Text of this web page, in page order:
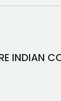
INDIAN